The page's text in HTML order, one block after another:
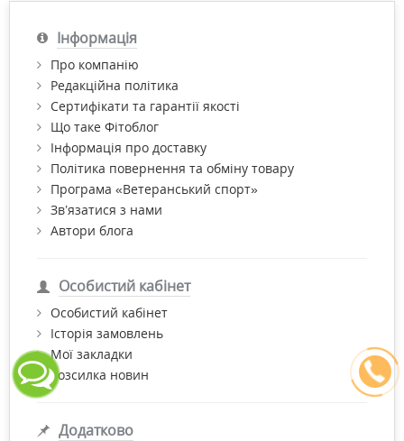
Інформація
Про компанію
Редакційна політика
Сертифікати та гарантії якості
Що таке Фітоблог
Інформація про доставку
Політика повернення та обміну товару
Програма «Ветеранський спорт»
Зв’язатися з нами
Автори блога
Особистий кабінет
Особистий кабінет
Історія замовлень
Мої закладки
Розсилка новин
Додатково